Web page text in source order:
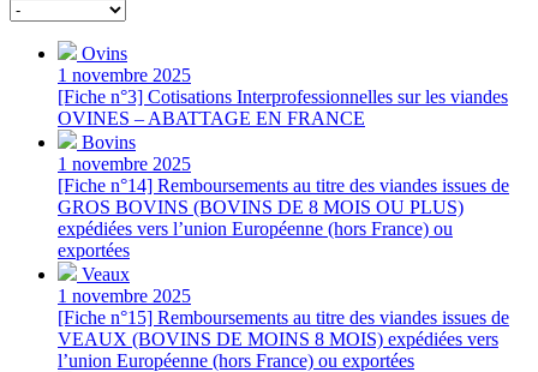
Ovins
1 novembre 2025
[Fiche n°3] Cotisations Interprofessionnelles sur les viandes
OVINES – ABATTAGE EN FRANCE
Bovins
1 novembre 2025
[Fiche n°14] Remboursements au titre des viandes issues de
GROS BOVINS (BOVINS DE 8 MOIS OU PLUS)
expédiées vers l’union Européenne (hors France) ou
exportées
Veaux
1 novembre 2025
[Fiche n°15] Remboursements au titre des viandes issues de
VEAUX (BOVINS DE MOINS 8 MOIS) expédiées vers
l’union Européenne (hors France) ou exportées